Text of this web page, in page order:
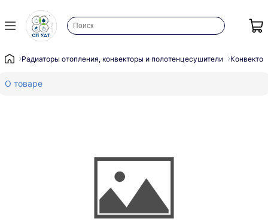
Радиаторы отопления, конвекторы и полотенцесушители
О товаре